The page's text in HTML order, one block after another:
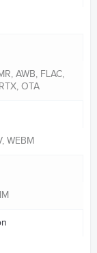
AWB, FLAC,
OTA
WEBM